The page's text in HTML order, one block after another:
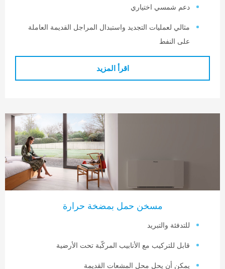
شمسي اختياري
لعمليات التجديد واستبدال المراجل القديمة العاملة
مسخن حمل بمضخة حرارة
والتبريد
للتركيب مع الأنابيب المركّبة تحت الأرضية
أن يحل محل المشعات القديمة